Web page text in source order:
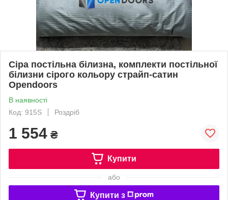
Сіра постільна білизна, комплекти постільної
білизни сірого кольору страйп-сатин
Opendoors
В наявності
Код: 915S
Роздріб
1 554 ₴
Купити
або
Купити з